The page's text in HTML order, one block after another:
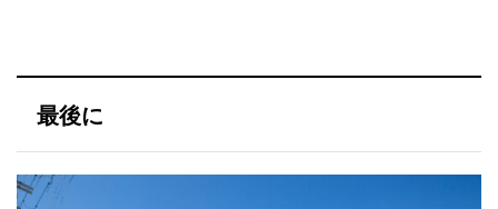
最後に